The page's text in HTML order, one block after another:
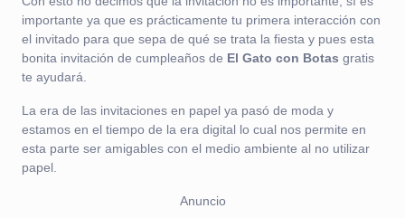
importante ya que es prácticamente tu primera interacción con
el invitado para que sepa de qué se trata la fiesta y pues esta
bonita invitación de cumpleaños de El Gato con Botas gratis
te ayudará.
La era de las invitaciones en papel ya pasó de moda y
estamos en el tiempo de la era digital lo cual nos permite en
esta parte ser amigables con el medio ambiente al no utilizar
papel.
Anuncio